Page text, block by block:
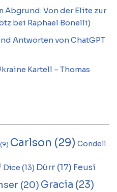
Abgrund: Von der Elite zur
bei Raphael Bonelli)
Antworten von ChatGPT
Kartell – Thomas
(9) Carlson (29) Condell
Dice (13) Dürr (17) Feusi
(20) Gracia (23)